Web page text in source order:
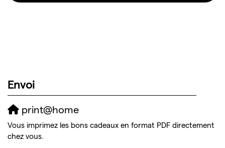
Envoi
print@home
Vous imprimez les bons cadeaux en format PDF directement
chez vous.